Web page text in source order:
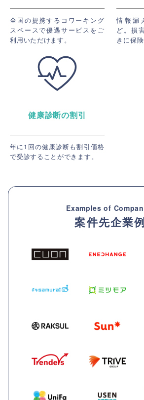
全国の提携するコワーキング
スペースで優遇サービスをご
利用いただけます。
情報漏
ど。損
きに保
健康診断の割引
年に1回の健康診断も割引価格
で受診することができます。
Examples of
案件先企業例